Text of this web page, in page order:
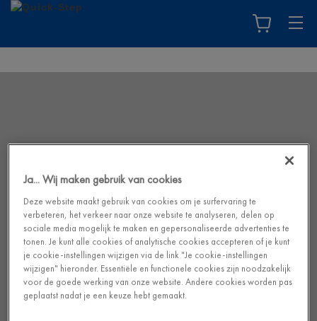
Ja... Wij maken gebruik van cookies
Deze website maakt gebruik van cookies om je surfervaring te
verbeteren, het verkeer naar onze website te analyseren, delen op
sociale media mogelijk te maken en gepersonaliseerde advertenties te
tonen. Je kunt alle cookies of analytische cookies accepteren of je kunt
je cookie-instellingen wijzigen via de link "Je cookie-instellingen
wijzigen" hieronder. Essentiële en functionele cookies zijn noodzakelijk
voor de goede werking van onze website. Andere cookies worden pas
geplaatst nadat je een keuze hebt gemaakt.